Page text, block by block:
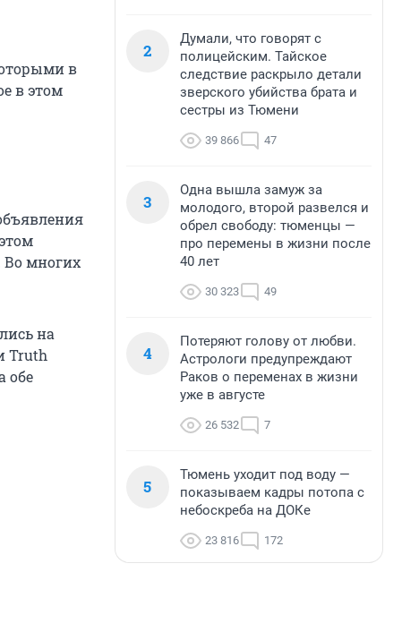
в
в этом
Во многих
на
Truth
обе
2
Думали, что говорят с
полицейским. Тайское
следствие раскрыло детали
зверского убийства брата и
сестры из Тюмени
39 866 47
3
Одна вышла замуж за
молодого, второй развелся и
обрел свободу: тюменцы —
про перемены в жизни после
40 лет
30 323 49
4
Потеряют голову от любви.
Астрологи предупреждают
Раков о переменах в жизни
уже в августе
26 532 7
5
Тюмень уходит под воду —
показываем кадры потопа с
небоскреба на ДОКе
23 816 172